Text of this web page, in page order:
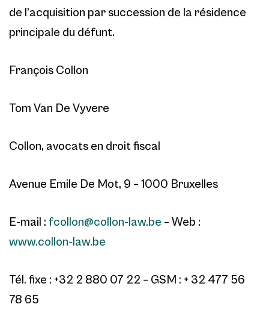
de l’acquisition par succession de la résidence
principale du défunt.
François Collon
Tom Van De Vyvere
Collon, avocats en droit fiscal
Avenue Emile De Mot, 9 – 1000 Bruxelles
E-mail : fcollon@collon-law.be – Web :
www.collon-law.be
Tél. fixe : +32 2 880 07 22 – GSM : + 32 477 56
78 65